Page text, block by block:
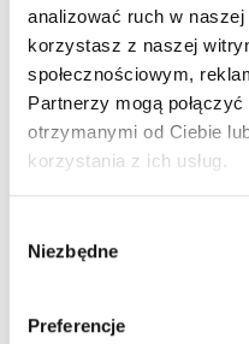
analizować ruch w
korzystasz z naszej
społecznościowym,
Partnerzy mogą
otrzymanymi od Ciebie
korzystania z ich usług.
zgody
Niezbędne
Preferencje
New on